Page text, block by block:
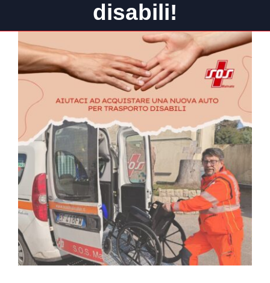
disabili!
immagine